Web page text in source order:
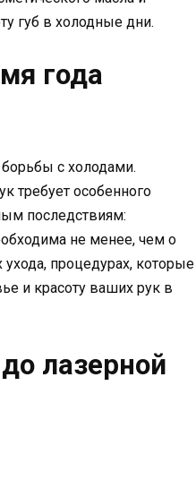
губ в холодные дни.
года
с холодами.
требует особенного
последствиям:
не менее, чем о
процедурах, которые
и красоту ваших рук в
лазерной